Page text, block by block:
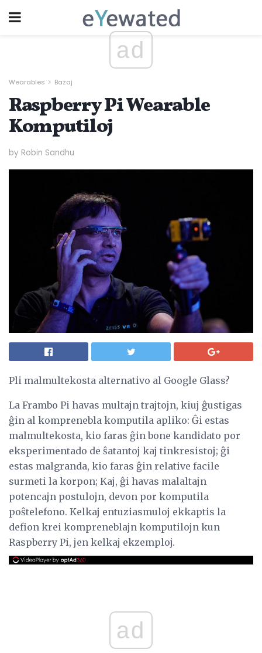
ad
Wearables Bazaj
Raspberry Pi Wearable
Komputiloj
by Robin Sandhu
Pli malmultekosta alternativo al Google Glass?
La Frambo Pi havas multajn trajtojn, kiuj ĝustigas
ĝin al komprenebla komputila apliko: Ĝi estas
malmultekosta, kio faras ĝin bone kandidato por
eksperimentado de ŝatantoj kaj tinkresistoj; ĝi
estas malgranda, kio faras ĝin relative facile
surmeti la korpon; Kaj, ĝi havas malaltajn
potencajn postulojn, devon por komputila
poŝtelefono. Kelkaj entuziasmuloj ekkaptis la
defion krei kompreneblajn komputilojn kun
Raspberry Pi, jen kelkaj ekzemploj.
ad